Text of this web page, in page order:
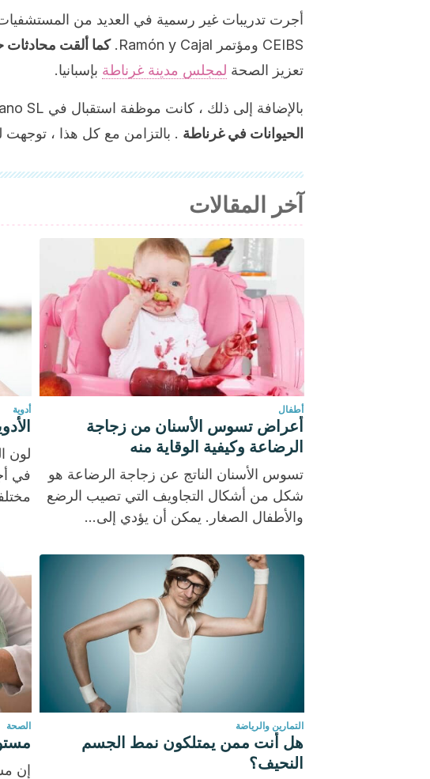
أجرت تدريبات غير رسمية في العديد من
CEIBS ومؤتمر Ramón y Cajal.
كما ألقت محادثات
تعزيز الصحة لمجلس مدينة غرناطة بإسبانيا.
بالإضافة إلى ذلك ، كانت موظفة استقبال في Clinica Doctor Cano SL. بين عامي 2015 و 2018 ، عملت
الحيوانات في غرناطة . بالتزامن مع كل هذا ، توجهت
آخر المقالات
أطفال
أعراض تسوس الأسنان من زجاجة
الرضاعة وكيفية الوقاية منه
تسوس الأسنان الناتج عن زجاجة الرضاعة هو
شكل من أشكال التجاويف التي تصيب الرضع
والأطفال الصغار. يمكن أن يؤدي إلى...
أدوية
لون
في
التمارين والرياضة
هل أنت ممن يمتلكون نمط الجسم
النحيف؟
الصحة
إن